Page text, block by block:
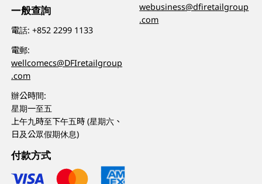
一般查詢
電話:+852 2299 1133
電郵:
wellcomecs@DFIretailgroup
.com
辦公時間:
星期一至五
上午九時至下午五時 (星期六、
日及公眾假期休息)
webusiness@dfiretailgroup
.com
付款方式